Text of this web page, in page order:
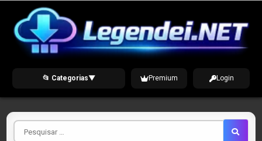
content
📂 Categorias▼ Premium Login
Pesquisar
por